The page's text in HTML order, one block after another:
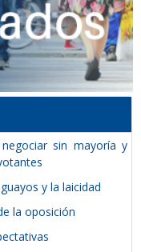
sin mayoría y
y la laicidad
la oposición